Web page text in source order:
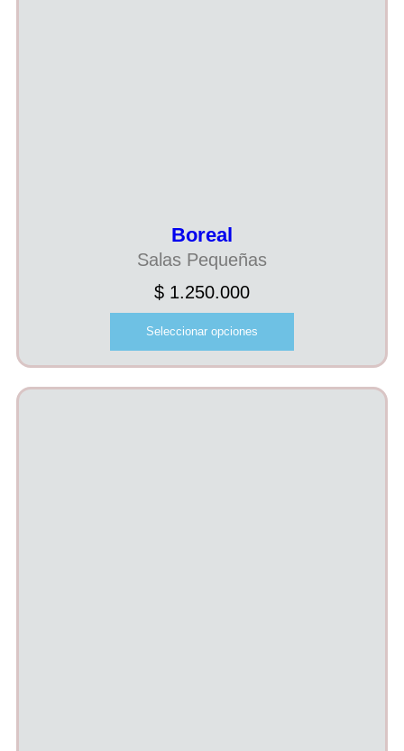
Boreal
Salas Pequeñas
$ 1.250.000
Seleccionar opciones